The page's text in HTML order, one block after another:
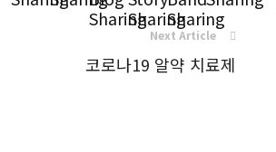
Next Article
코로나19 알약 치료제